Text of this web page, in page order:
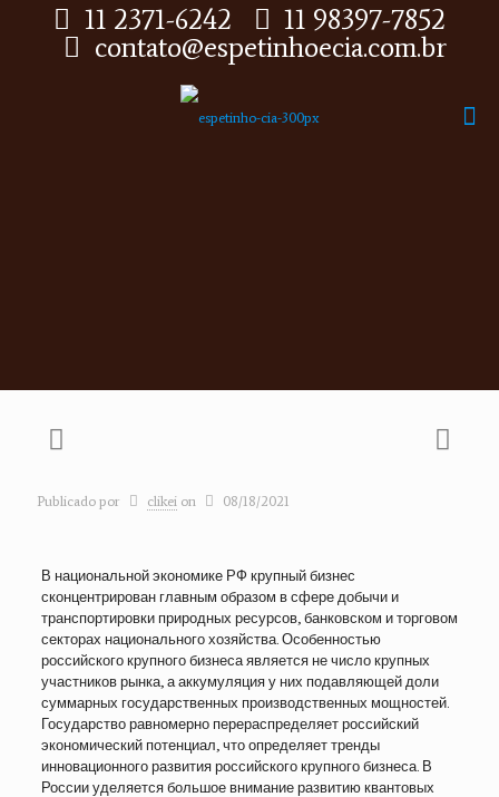
11 2371-6242
11 98397-7852
contato@espetinhoecia.com.br
Publicado por clikei on 08/18/2021
В национальной экономике РФ крупный бизнес
сконцентрирован главным образом в сфере добычи и
транспортировки природных ресурсов, банковском и торговом
секторах национального хозяйства. Особенностью
российского крупного бизнеса является не число крупных
участников рынка, а аккумуляция у них подавляющей доли
суммарных государственных производственных мощностей.
Государство равномерно перераспределяет российский
экономический потенциал, что определяет тренды
инновационного развития российского крупного бизнеса. В
России уделяется большое внимание развитию квантовых